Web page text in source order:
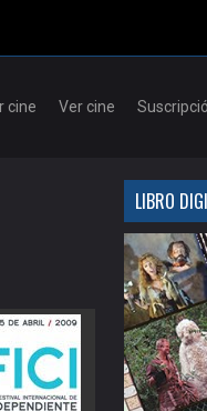
cine Ver cine
LIBRO